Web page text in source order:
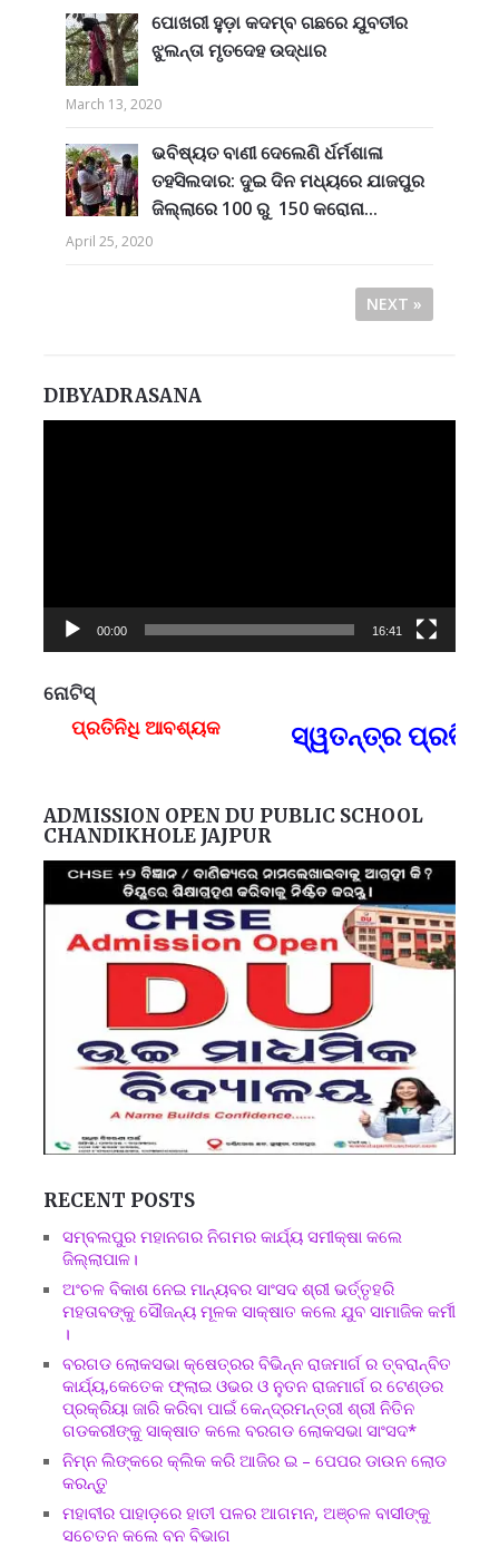
ପୋଖରୀ ହୁଡ଼ା କଦମ୍ବ ଗଛରେ ଯୁବତୀର
ଝୁଲନ୍ତା ମୃତଦେହ ଉଦ୍ଧାର
March 13, 2020
ଭବିଷ୍ୟତ ବାଣୀ ଦେଲେଣି ର୍ଧର୍ମଶାଳା
ତହସିଲଦାର: ଦୁଇ ଦିନ ମଧ୍ୟରେ ଯାଜପୁର
ଜିଲ୍ଲାରେ 100 ରୁ 150 କରୋନା...
April 25, 2020
NEXT »
DIBYADRASANA
00:00 16:41
ନୋଟିସ୍
ପ୍ରତିନିଧି ଆବଶ୍ୟକ
ସ୍ୱତନ୍ତ୍ର ପ୍ରତିନିଧି
ADMISSION OPEN DU PUBLIC SCHOOL
CHANDIKHOLE JAJPUR
RECENT POSTS
ସମ୍ବଲପୁର ମହାନଗର ନିଗମର କାର୍ଯ୍ୟ ସମୀକ୍ଷା କଲେ
ଜିଲ୍ଲାପାଳ।
ଅଂଚଳ ବିକାଶ ନେଇ ମାନ୍ୟବର ସାଂସଦ ଶ୍ରୀ ଭର୍ତ୍ତୃହରି
ମହତାବଙ୍କୁ ସୌଜନ୍ୟ ମୂଳକ ସାକ୍ଷାତ କଲେ ଯୁବ ସାମାଜିକ କର୍ମୀ
।
ବରଗଡ ଲୋକସଭା କ୍ଷେତ୍ରର ବିଭିନ୍ନ ରାଜମାର୍ଗ ର ତ୍ବରାନ୍ବିତ
କାର୍ଯ୍ୟ,କେତେକ ଫ୍ଲାଇ ଓଭର ଓ ନୁତନ ରାଜମାର୍ଗ ର ଟେଣ୍ଡର
ପ୍ରକ୍ରିୟା ଜାରି କରିବା ପାଇଁ କେନ୍ଦ୍ରମନ୍ତ୍ରୀ ଶ୍ରୀ ନିତିନ
ଗଡକରୀଙ୍କୁ ସାକ୍ଷାତ କଲେ ବରଗଡ ଲୋକସଭା ସାଂସଦ*
ନିମ୍ନ ଲିଙ୍କରେ କ୍ଲିକ କରି ଆଜିର ଇ – ପେପର ଡାଉନ ଲୋଡ
କରନ୍ତୁ
ମହାବୀର ପାହାଡ଼ରେ ହାତୀ ପଳର ଆଗମନ, ଅଞ୍ଚଳ ବାସୀଙ୍କୁ
ସଚେତନ କଲେ ବନ ବିଭାଗ